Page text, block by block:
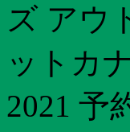
ズ アウ
ットカ
2021 予